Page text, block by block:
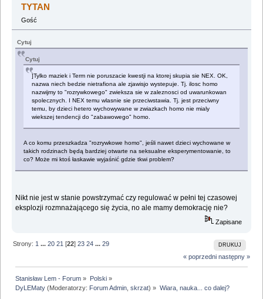
TYTAN
Gość
Cytuj
Cytuj
]Tylko maziek i Term nie poruszacie kwestji na ktorej skupia sie NEX. OK,
nazwa niech bedzie nietrafiona ale zjawisjo wystepuje. Tj. ilosc homo
nazwijmy to "rozrywkowego" zwieksza sie w zaleznosci od uwarunkowan
spolecznych. I NEX temu wlasnie sie przeciwstawia. Tj. jest przeciwny
temu, by dzieci hetero wychowywane w zwiazkach homo nie mialy
wiekszej tendencji do "zabawowego" homo.
A co komu przeszkadza "rozrywkowe homo", jeśli nawet dzieci wychowane w
takich rodzinach będą bardziej otwarte na seksualne eksperymentowanie, to
co? Może mi ktoś łaskawie wyjaśnić gdzie tkwi problem?
Nikt nie jest w stanie powstrzymać czy regulować w pełni tej czasowej
eksplozji rozmnażającego się życia, no ale mamy demokrację nie?
Zapisane
DRUKUJ
Strony: 1 ...20 21 [22]23 24 ...29
« poprzedni następny »
Stanisław Lem - Forum » Polski»
DyLEMaty (Moderatorzy: Forum Admin ,skrzat) » Wiara, nauka... co dalej?